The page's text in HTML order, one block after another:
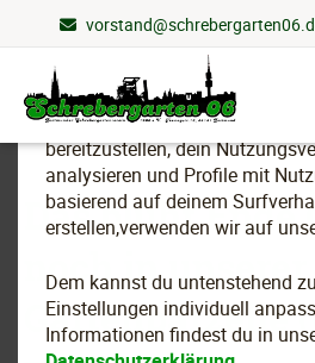
Wir nutzen
Um essenzielle Funktionen
bereitzustellen, dein
analysieren und Profile mit
basierend auf deinem
erstellen,verwenden wir auf
Dem kannst du untenstehend
Einstellungen individuell
Informationen findest du in
Navigation
überspringen
Das blüht
noch in unserer
Gartenparzelle